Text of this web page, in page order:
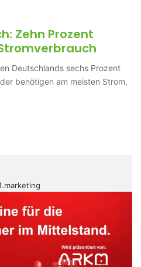
Zehn Prozent
Deutschlands sechs Prozent
benötigen am meisten Strom,